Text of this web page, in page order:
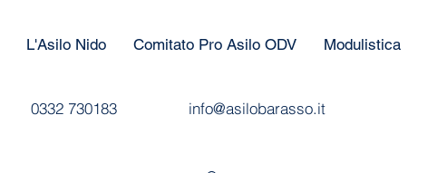
L'Asilo Nido Comitato Pro Asilo ODV Modulistica
0332 730183 info@asilobarasso.it